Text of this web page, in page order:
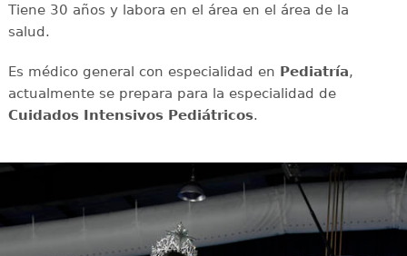
Tiene 30 años y labora en el área en el área de la
salud.
Es médico general con especialidad en Pediatría,
actualmente se prepara para la especialidad de
Cuidados Intensivos Pediátricos.